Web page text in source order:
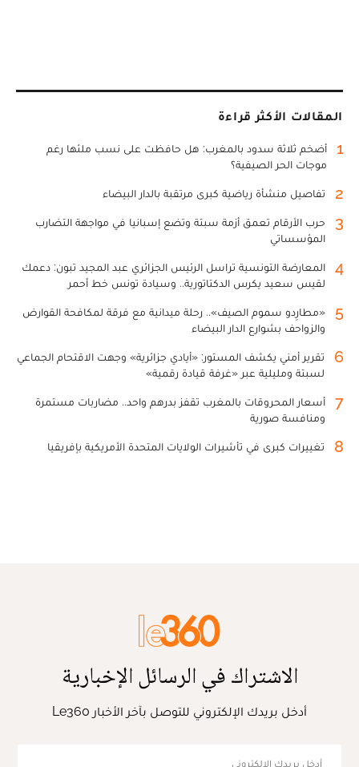
المقالات الأكثر قراءة
1
أضخم ثلاثة سدود بالمغرب: هل حافظت على نسب ملئها رغم
موجات الحر الصيفية؟
2 تفاصيل منشأة رياضية كبرى مرتقبة بالدار البيضاء
3
حرب الأرقام تعمق أزمة سبتة وتضع إسبانيا في مواجهة التضارب
المؤسساتي
4
المعارضة التونسية تراسل الرئيس الجزائري عبد المجيد تبون: دعمك
لقيس سعيد يكرس الدكتاتورية.. وسيادة تونس خط أحمر
5
«مطارِدو سموم الصيف».. رحلة ميدانية مع فرقة لمكافحة القوارض
والزواحف بشوارع الدار البيضاء
6
تقرير أمني يكشف المستور: «أيادي جزائرية» وجهت الاقتحام الجماعي
لسبتة ومليلية عبر «غرفة قيادة رقمية»
7
أسعار المحروقات بالمغرب تقفز بدرهم واحد.. مضاربات مستمرة
ومنافسة صورية
8 تغييرات كبرى في تأشيرات الولايات المتحدة الأمريكية بإفريقيا
الاشتراك في الرسائل الإخبارية
أدخل بريدك الإلكتروني للتوصل بآخر الأخبار Le360